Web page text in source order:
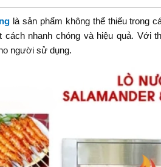
là sản phẩm không thể thiếu trong
cách nhanh chóng và hiệu quả.
người sử dụng.